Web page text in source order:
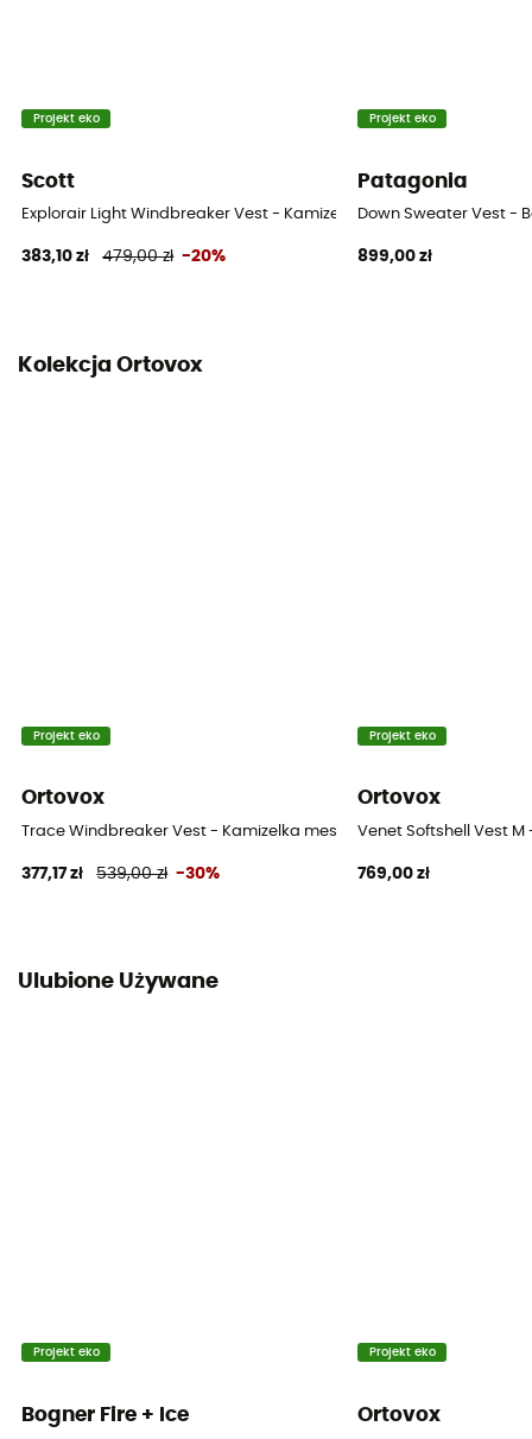
Projekt eko
Scott
Explorair Light Windbreaker Vest - Kamizelka meska
383,10 zł 479,00 zł -20%
Projekt eko
Patagonia
Down Sweater Vest -
899,00 zł
Kolekcja Ortovox
Projekt eko
Ortovox
Trace Windbreaker Vest - Kamizelka meska
377,17 zł 539,00 zł -30%
Projekt eko
Ortovox
Venet Softshell Vest
769,00 zł
Ulubione Używane
Projekt eko
Bogner Fire + Ice
Projekt eko
Ortovox